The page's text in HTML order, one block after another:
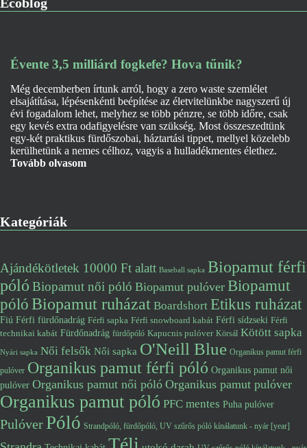
Évente 3,5 milliárd fogkefe? Hova tűnik?
Még decemberben írtunk arról, hogy a zero waste szemlélet
elsajátítása, lépésenkénti beépítése az életvitelünkbe nagyszerű új
évi fogadalom lehet, melyhez se több pénzre, se több időre, csak
egy kevés extra odafigyelésre van szükség. Most összeszedtünk
egy-két praktikus fürdőszobai, háztartási tippet, mellyel közelebb
kerülhetünk a nemes célhoz, vagyis a hulladékmentes élethez.
Tovább olvasom
Kategóriák
Ajándékötletek 10000 Ft alatt Baseball sapka Biopamut férfi
póló Biopamut női póló Biopamut pulóver Biopamut
pólóBiopamut ruházat Boardshort Etikus ruházat
Fiú Férfi fürdőnadrág Férfi sapka Férfi snowboard kabát Férfi sídzseki Férfi
technikai kabát Fürdőnadrág fürdőpóló Kapucnis pulóver Körsál Kötött sapka
Nyári sapka Női felsők Női sapka O'Neill Blue Organikus pamut férfi
pulóver Organikus pamut férfi póló Organikus pamut női
pulóver Organikus pamut női póló Organikus pamut pulóver
Organikus pamut póló PFC mentes Puha pulóver
PulóverPóló Strandpóló, fürdőpóló, UV szűrős póló kínálatunk - nyár [year]